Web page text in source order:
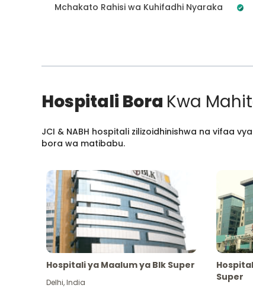
Mchakato Rahisi wa Kuhifadhi Nyaraka
Hospitali Bora Kwa
JCI & NABH hospitali zilizoidhinishwa na vifaa
bora wa matibabu.
Hospitali ya Maalum ya Blk Super
Delhi,India
Super